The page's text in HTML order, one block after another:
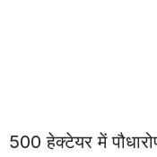
500 हेक्टेयर में